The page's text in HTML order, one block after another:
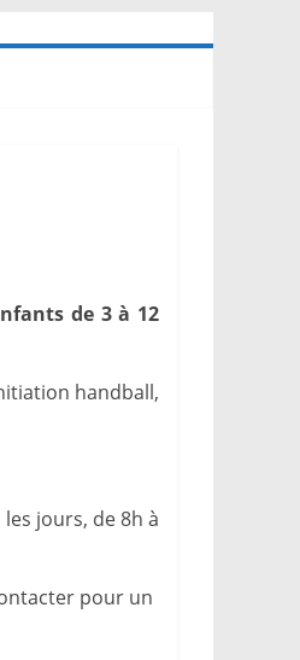
de 3 à 12
handball,
jours, de 8h à
pour un